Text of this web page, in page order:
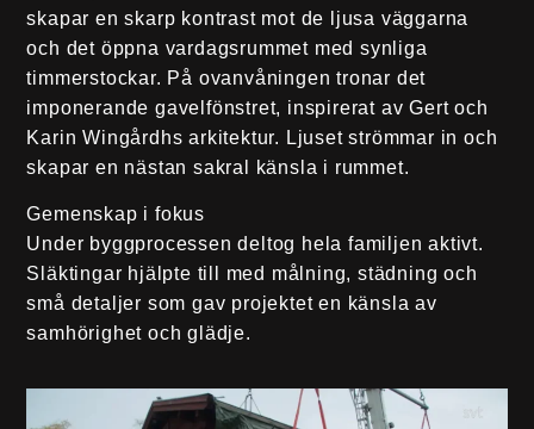
skapar en skarp kontrast mot de ljusa väggarna
och det öppna vardagsrummet med synliga
timmerstockar. På ovanvåningen tronar det
imponerande gavelfönstret, inspirerat av Gert och
Karin Wingårdhs arkitektur. Ljuset strömmar in och
skapar en nästan sakral känsla i rummet.
Gemenskap i fokus
Under byggprocessen deltog hela familjen aktivt.
Släktingar hjälpte till med målning, städning och
små detaljer som gav projektet en känsla av
samhörighet och glädje.